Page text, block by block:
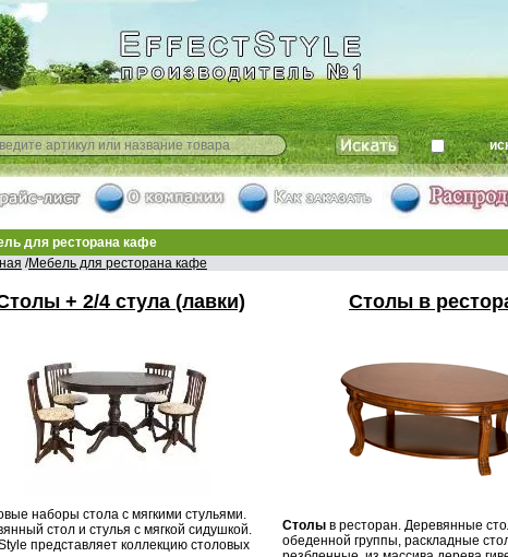
для ресторана кафе
/Мебель для ресторана кафе
+ 2/4 стула (лавки)
наборы стола с мягкими стульями.
стол и стулья с мягкой сидушкой.
представляет коллекцию столовых
Столы в
Столы в ресторан. Деревянные
обеденной группы, раскладные